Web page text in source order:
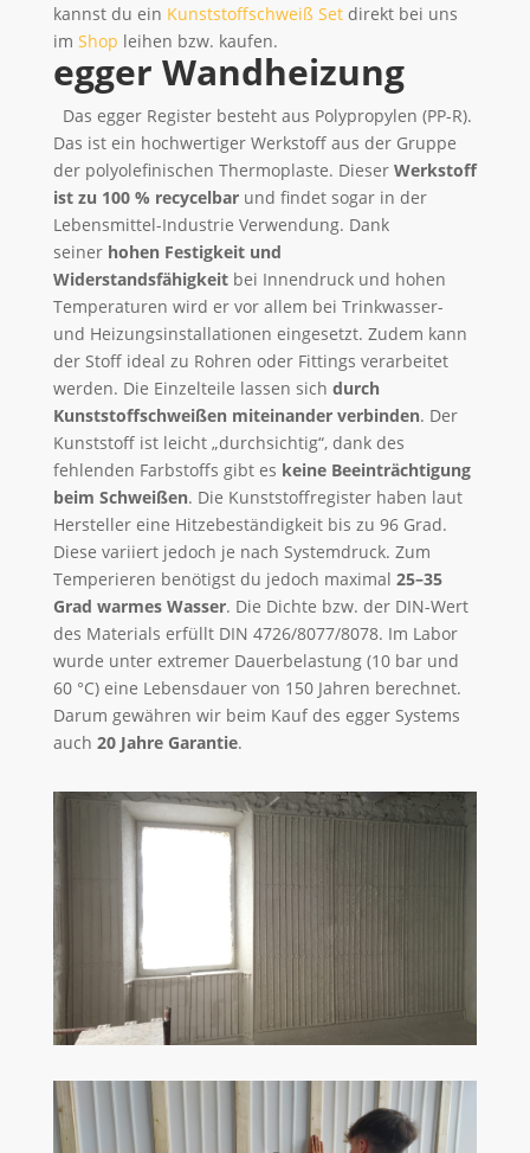
kannst du ein Kunststoffschweiß Setdirekt bei uns
im Shop leihen bzw. kaufen.
egger Wandheizung
Das egger Register besteht aus Polypropylen (PP-R).
Das ist ein hochwertiger Werkstoff aus der Gruppe
der polyolefinischen Thermoplaste. Dieser Werkstoff
ist zu 100 % recycelbarund findet sogar in der
Lebensmittel-Industrie Verwendung. Dank
seiner hohen Festigkeit und
Widerstandsfähigkeitbei Innendruck und hohen
Temperaturen wird er vor allem bei Trinkwasser-
und Heizungsinstallationen eingesetzt. Zudem kann
der Stoff ideal zu Rohren oder Fittings verarbeitet
werden. Die Einzelteile lassen sich durch
Kunststoffschweißen miteinander verbinden. Der
Kunststoff ist leicht „durchsichtig“, dank des
fehlenden Farbstoffs gibt es keine Beeinträchtigung
beim Schweißen. Die Kunststoffregister haben laut
Hersteller eine Hitzebeständigkeit bis zu 96 Grad.
Diese variiert jedoch je nach Systemdruck. Zum
Temperieren benötigst du jedoch maximal 25–35
Grad warmes Wasser. Die Dichte bzw. der DIN-Wert
des Materials erfüllt DIN 4726/8077/8078. Im Labor
wurde unter extremer Dauerbelastung (10 bar und
60 °C) eine Lebensdauer von 150 Jahren berechnet.
Darum gewähren wir beim Kauf des egger Systems
auch 20 Jahre Garantie.